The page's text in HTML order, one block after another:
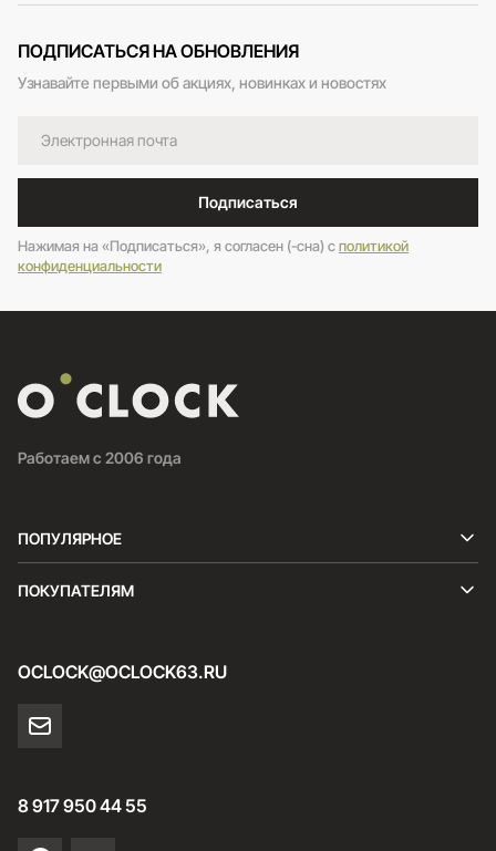
ПОДПИСАТЬСЯ НА ОБНОВЛЕНИЯ
Узнавайте первыми об акциях, новинках и новостях
Подписаться
Нажимая на «Подписаться», я согласен (-сна) cполитикой
конфиденциальности
Работаем с 2006 года
ПОПУЛЯРНОЕ
ПОКУПАТЕЛЯМ
OCLOCK@OCLOCK63.RU
8 917 950 44 55